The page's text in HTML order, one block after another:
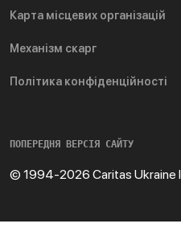
Карта місцевих організацій
Механізм скарг
Політика конфіденційності
ПОПЕРЕДНЯ ВЕРСІЯ САЙТУ
© 1994-2026 Caritas Ukraine